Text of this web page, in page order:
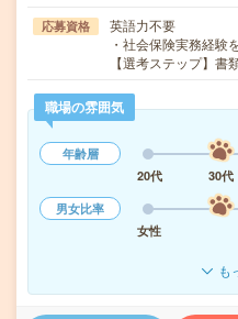
応募資格
英語力不要
・社会保険実務経験
【選考ステップ】
職場の雰囲気
年齢層
20代
30代
男女比率
女性
も